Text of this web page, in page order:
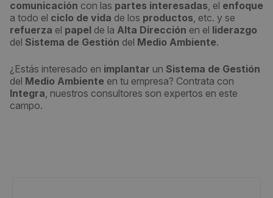
comunicación con las partes interesadas, el enfoque
a todo el ciclo de vida de los productos, etc. y se
refuerza el papel de la Alta Dirección en el liderazgo
del Sistema de Gestión del Medio Ambiente.
¿Estás interesado en implantar un Sistema de Gestión
del Medio Ambiente en tu empresa? Contrata con
Integra, nuestros consultores son expertos en este
campo.